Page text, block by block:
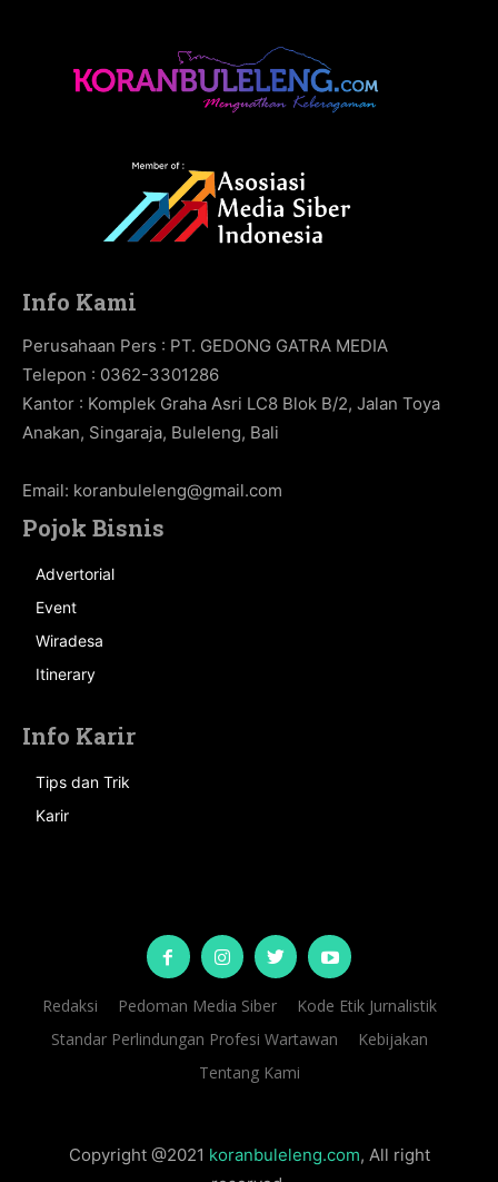
Info Kami
Perusahaan Pers : PT. GEDONG GATRA MEDIA
Telepon : 0362-3301286
Kantor : Komplek Graha Asri LC8 Blok B/2, Jalan Toya
Anakan, Singaraja, Buleleng, Bali
Email: koranbuleleng@gmail.com
Pojok Bisnis
Advertorial
Event
Wiradesa
Itinerary
Info Karir
Tips dan Trik
Karir
Redaksi Pedoman Media Siber
Kode Etik Jurnalistik
Standar Perlindungan Profesi Wartawan
Kebijakan
Tentang Kami
Copyright @2021 koranbuleleng.com, All right